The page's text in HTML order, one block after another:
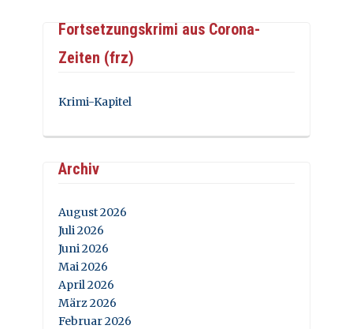
Fortsetzungskrimi aus Corona-
Zeiten (frz)
Krimi-Kapitel
Archiv
August 2026
Juli 2026
Juni 2026
Mai 2026
April 2026
März 2026
Februar 2026